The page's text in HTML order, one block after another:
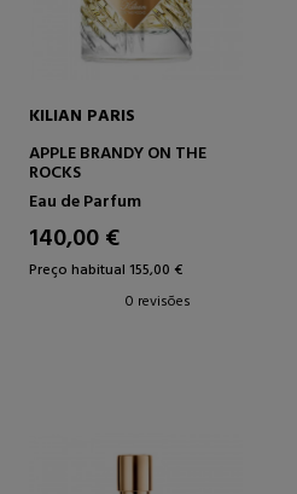
KILIAN PARIS
APPLE BRANDY ON THE
ROCKS
Eau de Parfum
140,00 €
Preço habitual 155,00 €
0 revisões